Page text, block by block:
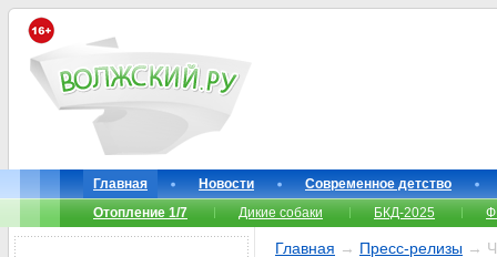
Главная Новости
Современное детство
Отопление 1/7
Дикие собаки БКД-2025
Главная → Пресс-релизы →